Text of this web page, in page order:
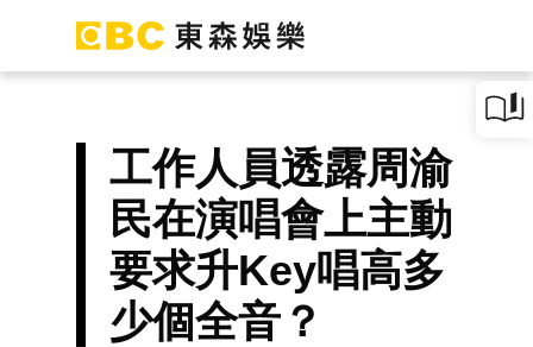
工作人員透露周渝
民在演唱會上主動
要求升Key唱高多
少個全音？